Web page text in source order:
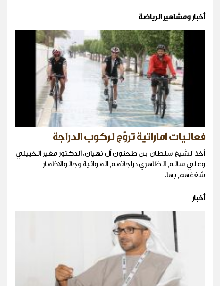
أخبار ومشاهير الرياضة
فعاليات اماراتية تروّج لركوب الدراجة
أخذ الشيخ سلطان بن طحنون آل نهيان، الدكتور مغير الخييلي
وعلي سالم الظاهري دراجاتهم الهوائية وجالوالاظهار
شغفهم بها.
أخبار